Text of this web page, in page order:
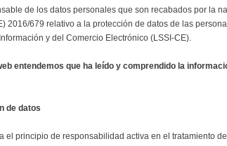
de los datos personales que son recabados por la
2016/679 relativo a la protección de datos de las
y del Comercio Electrónico (LSSI-CE).
entendemos que ha leído y comprendido la
de datos
el principio de responsabilidad activa en el tratamiento